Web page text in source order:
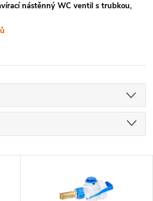
nástěnný WC ventil s trubkou,